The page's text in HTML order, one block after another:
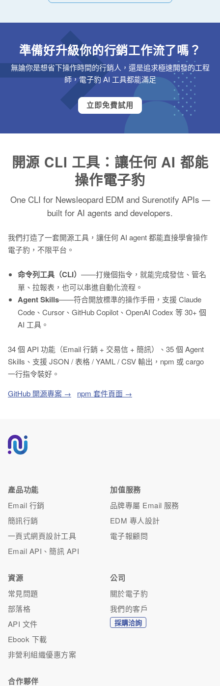
準備好升級你的行銷工作流了嗎？
無論你是想省下操作時間的行銷人，還是追求極速開發的工程
師，電子豹 AI 工具都能滿足
立即免費試用
開源 CLI 工具：讓任何 AI 都能
操作電子豹
One CLI for Newsleopard EDM and Surenotify APIs —
built for AI agents and developers.
我們打造了一套開源工具，讓任何 AI agent 都能直接學會操作
電子豹，不限平台。
命令列工具（CLI） ——打幾個指令，就能完成發信、管名
單、拉報表，也可以串進自動化流程。
Agent Skills——符合開放標準的操作手冊，支援 Claude
Code、Cursor、GitHub Copilot、OpenAI Codex 等 30+ 個
AI 工具。
34 個 API 功能（Email 行銷 + 交易信 + 簡訊）、35 個 Agent
Skills、支援 JSON / 表格 / YAML / CSV 輸出，npm 或 cargo
一行指令裝好。
GitHub 開源專案 →
npm 套件頁面 →
產品功能
Email 行銷
簡訊行銷
一頁式網頁設計工具
Email API、簡訊 API
加值服務
品牌專屬 Email 服務
EDM 專人設計
電子報顧問
資源
常見問題
部落格
API 文件
Ebook 下載
非營利組織優惠方案
公司
關於電子豹
我們的客戶
採購洽詢
合作夥伴